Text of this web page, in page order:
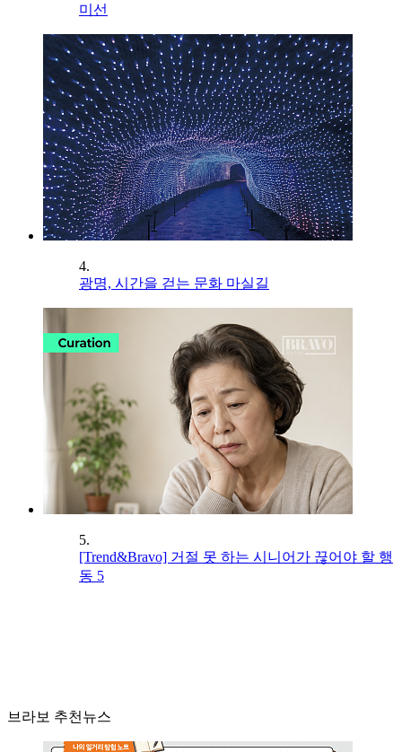
미선
4.
광명, 시간을 걷는 문화 마실길
5.
[Trend&Bravo] 거절 못 하는 시니어가 끊어야 할 행
동 5
브라보 추천뉴스